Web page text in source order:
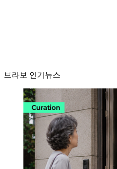
브라보 인기뉴스